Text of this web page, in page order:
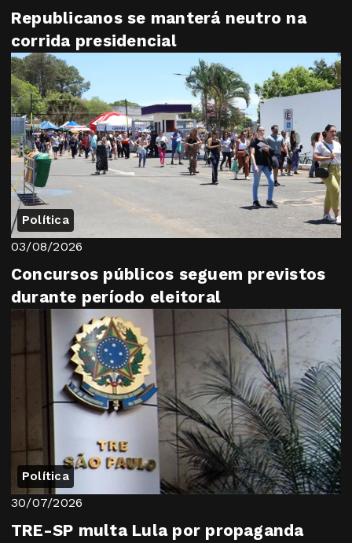
Republicanos se manterá neutro na
corrida presidencial
Política
03/08/2026
Concursos públicos seguem previstos
durante período eleitoral
Política
30/07/2026
TRE-SP multa Lula por propaganda